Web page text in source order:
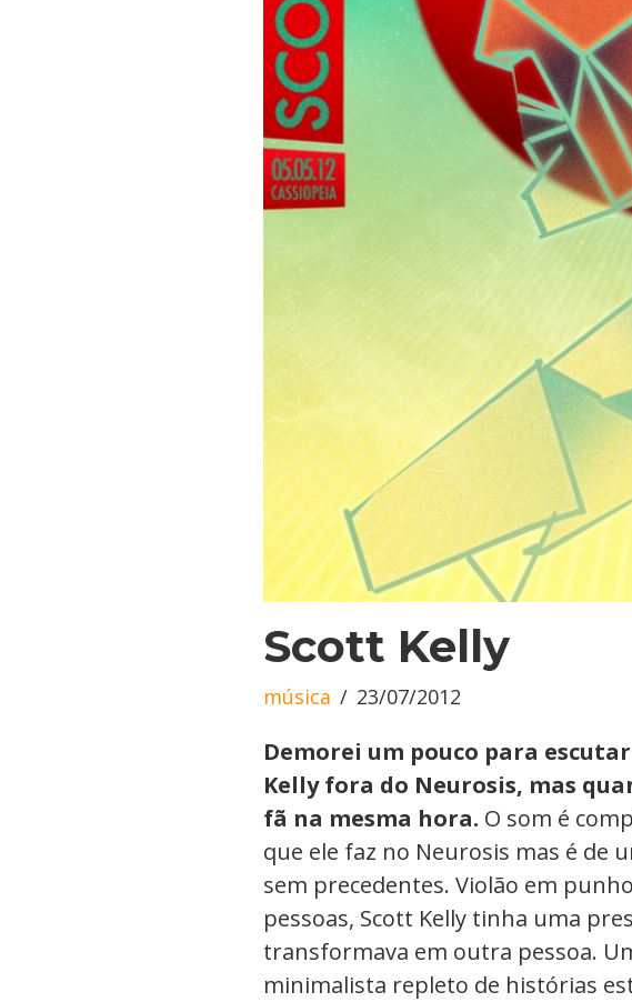
Scott Kelly
música 23/07/2012
Demorei um pouco para
Kelly fora do Neurosis, mas
fã na mesma hora. O som é
que ele faz no Neurosis mas é de
sem precedentes. Violão em
pessoas, Scott Kelly tinha uma
transformava em outra pessoa.
minimalista repleto de histórias